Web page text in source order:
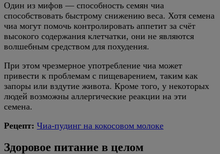
Один из мифов — способность семян чиа
способствовать быстрому снижению веса. Хотя семена
чиа могут помочь контролировать аппетит за счёт
высокого содержания клетчатки, они не являются
волшебным средством для похудения.
При этом чрезмерное употребление чиа может
привести к проблемам с пищеварением, таким как
запоры или вздутие живота. Кроме того, у некоторых
людей возможны аллергические реакции на эти
семена.
Рецепт: Чиа-пудинг на кокосовом молоке
Здоровое питание в целом